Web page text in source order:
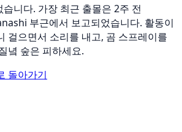
니다. 가장 최근 출몰은 2주 전
부근에서 보고되었습니다. 활동이
걸으면서 소리를 내고, 곰 스프레이를
녘 숲은 피하세요.
돌아가기